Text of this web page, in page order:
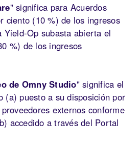
" significa para Acuerdos
ciento (10 %) de los ingresos
Yield-Op subasta abierta el
%) de los ingresos
de Omny Studio" significa el
(a) puesto a su disposición por
externos conforme
accedido a través del Portal